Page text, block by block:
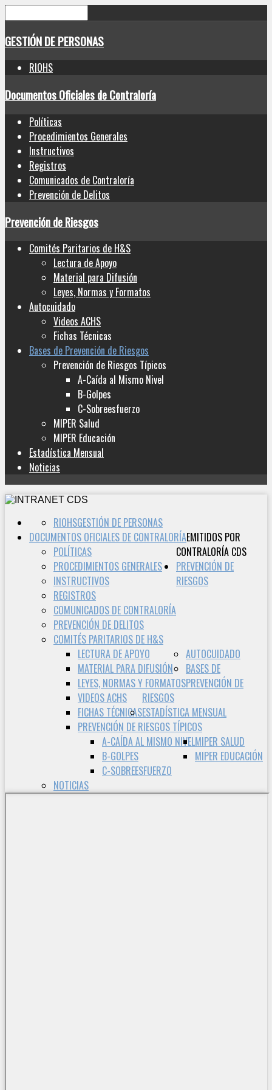
GESTIÓN DE PERSONAS
RIOHS
Documentos Oficiales de Contraloría
Políticas
Procedimientos Generales
Instructivos
Registros
Comunicados de Contraloría
Prevención de Delitos
Prevención de Riesgos
Comités Paritarios de H&S
Lectura de Apoyo
Material para Difusión
Leyes, Normas y Formatos
Autocuidado
Videos ACHS
Fichas Técnicas
Bases de Prevención de Riesgos
Prevención de Riesgos Típicos
A-Caída al Mismo Nivel
B-Golpes
C-Sobreesfuerzo
MIPER Salud
MIPER Educación
Estadística Mensual
Noticias
GESTIÓN DE PERSONAS
RIOHS
DOCUMENTOS OFICIALES DE CONTRALORÍAEMITIDOS POR
CONTRALORÍA CDS
POLÍTICAS
PROCEDIMIENTOS GENERALES
INSTRUCTIVOS
REGISTROS
COMUNICADOS DE CONTRALORÍA
PREVENCIÓN DE DELITOS
PREVENCIÓN DE
RIESGOS
COMITÉS PARITARIOS DE H&S
LECTURA DE APOYO
MATERIAL PARA DIFUSIÓN
LEYES, NORMAS Y FORMATOS
AUTOCUIDADO
VIDEOS ACHS
FICHAS TÉCNICAS
BASES DE
PREVENCIÓN DE
RIESGOS
PREVENCIÓN DE RIESGOS TÍPICOS
A-CAÍDA AL MISMO NIVEL
B-GOLPES
C-SOBREESFUERZO
MIPER SALUD
MIPER EDUCACIÓN
ESTADÍSTICA MENSUAL
NOTICIAS